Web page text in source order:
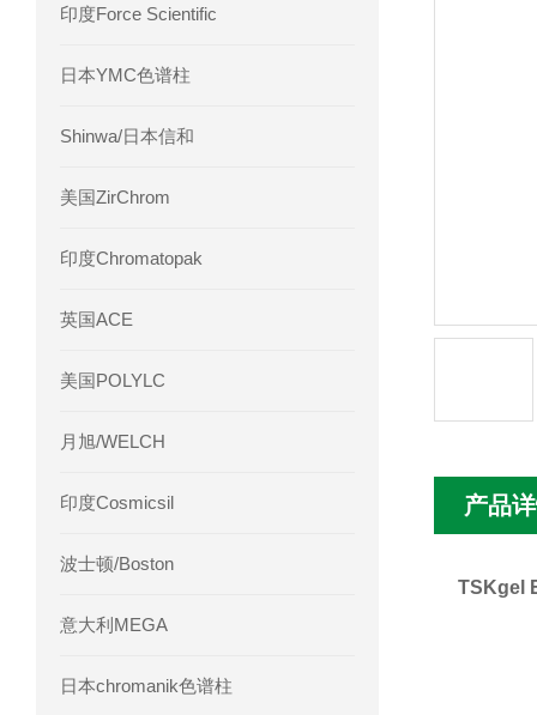
印度Force Scientific
日本YMC色谱柱
Shinwa/日本信和
美国ZirChrom
印度Chromatopak
英国ACE
美国POLYLC
月旭/WELCH
印度Cosmicsil
波士顿/Boston
意大利MEGA
日本chromanik色谱柱
产品
TSKgel